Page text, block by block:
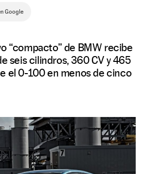
Google
“compacto” de BMW recibe
seis cilindros, 360 CV y 465
el 0-100 en menos de cinco